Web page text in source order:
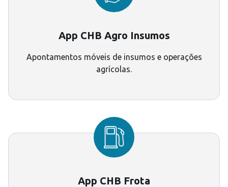
App CHB Agro Insumos
Apontamentos móveis de insumos e operações
agrícolas.
App CHB Frota